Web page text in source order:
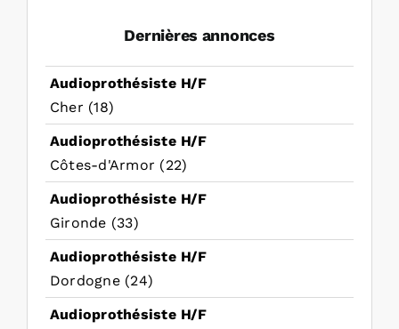
Dernières annonces
Audioprothésiste H/F
Cher (18)
Audioprothésiste H/F
Côtes-d'Armor (22)
Audioprothésiste H/F
Gironde (33)
Audioprothésiste H/F
Dordogne (24)
Audioprothésiste H/F